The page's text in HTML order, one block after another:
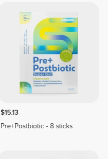
$15.13
Pre+Postbiotic - 8 sticks